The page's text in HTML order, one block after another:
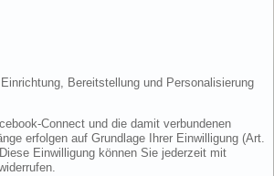
Bereitstellung und Personalisierung
Connect und die damit verbundenen
erfolgen auf Grundlage Ihrer Einwilligung (Art.
Einwilligung können Sie jederzeit mit